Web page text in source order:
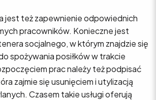
jest też zapewnienie odpowiednich
pracowników. Konieczne jest
socjalnego, w którym znajdzie się
spożywania posiłków w trakcie
prac należy też podpisać
zajmie się usunięciem i utylizacją
Czasem takie usługi oferują